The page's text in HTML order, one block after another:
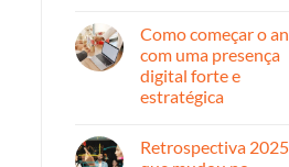
em
sociais
em
2026:
tendências,
o
Como começar o
com uma presença
digital forte e
estratégica
em
Retrospectiva